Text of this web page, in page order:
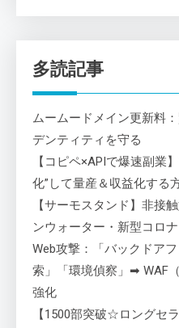
多読記事
ムームードメイン更新料
デンティティを守る
【コピペ×APIで爆速副業
化”して量産＆収益化する
【サーモスタンド】非接
ンウォーター・新型コロ
Web攻撃：「バックドア
索」「環境偵察」➡ WAF
強化
【1500部突破☆ロングセ